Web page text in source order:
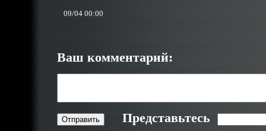
09/04 00:00
Ваш комментарий:
Представьтесь